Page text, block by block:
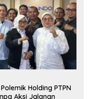
Holding PTPN
Aksi Jalanan